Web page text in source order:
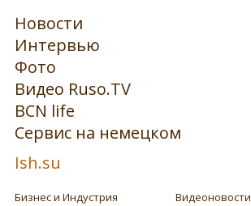
Новости
Интервью
Фото
Видео Ruso.TV
BCN life
Сервис на немецком
Ish.su
Бизнес и Индустрия
Видеоновости